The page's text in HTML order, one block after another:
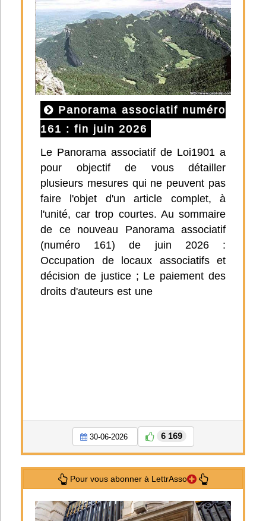
Panorama associatif numéro
161 : fin juin 2026
Le Panorama associatif de Loi1901 a
pour objectif de vous détailler
plusieurs mesures qui ne peuvent pas
faire l'objet d'un article complet, à
l'unité, car trop courtes. Au sommaire
de ce nouveau Panorama associatif
(numéro 161) de juin 2026 :
Occupation de locaux associatifs et
décision de justice ; Le paiement des
droits d'auteurs est une
30-06-2026 6 169
Pour vous abonner à LettrAsso